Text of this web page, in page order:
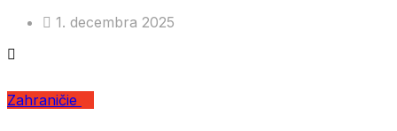
1. decembra 2025
Zahraničie